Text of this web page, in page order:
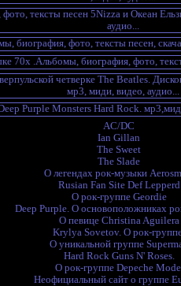
AC/DC
Ian Gillan
The Sweet
The Slade
О легендах рок-музыки
Rusian Fan Site Def Lepperd
О рок-группе Geordie
Deep Purple. О основоположниках
O певице Christina Aguilera
Krylya Sovetov. О рок-
О уникальной группе
Hard Rock Guns N' Roses.
О рок-группе Depeche
Неофициальный сайт о группе